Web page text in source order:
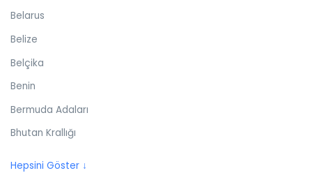
Belarus
Belize
Belçika
Benin
Bermuda Adaları
Bhutan Krallığı
Hepsini Göster ↓